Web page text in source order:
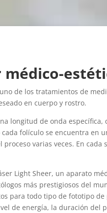
médico-
de los tratamientos de
en cuerpo y rostro.
longitud de onda
folículo se encuentra en
varias veces. En
Light Sheer, un aparato
más prestigiosos del
para todo tipo de fototipo
de energía, la duración del